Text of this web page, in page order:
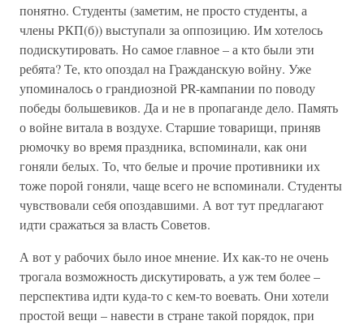
понятно. Студенты (заметим, не просто студенты, а
члены РКП(б)) выступали за оппозицию. Им хотелось
подискутировать. Но самое главное – а кто были эти
ребята? Те, кто опоздал на Гражданскую войну. Уже
упоминалось о грандиозной PR-кампании по поводу
победы большевиков. Да и не в пропаганде дело. Память
о войне витала в воздухе. Старшие товарищи, приняв
рюмочку во время праздника, вспоминали, как они
гоняли белых. То, что белые и прочие противники их
тоже порой гоняли, чаще всего не вспоминали. Студенты
чувствовали себя опоздавшими. А вот тут предлагают
идти сражаться за власть Советов.
А вот у рабочих было иное мнение. Их как-то не очень
трогала возможность дискутировать, а уж тем более –
перспектива идти куда-то с кем-то воевать. Они хотели
простой вещи – навести в стране такой порядок, при